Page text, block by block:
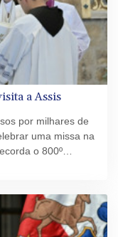
a Assis
por milhares de
uma missa na
o 800º